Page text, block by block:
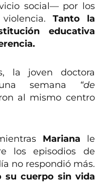
social— por los
Tanto la
educativa
la joven doctora
semana “de
al mismo centro
Mariana le
los episodios de
no respondió más.
su cuerpo sin vida